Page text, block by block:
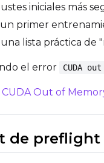
iniciales más
primer
lista práctica de
el error CUDA
Out of
de preflight